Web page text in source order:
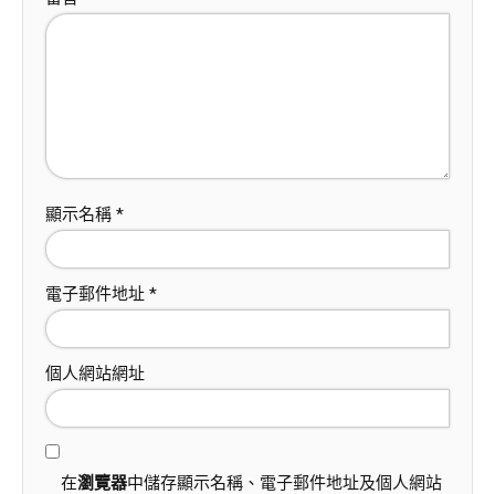
顯示名稱 *
電子郵件地址 *
個人網站網址
在瀏覽器中儲存顯示名稱、電子郵件地址及個人網站